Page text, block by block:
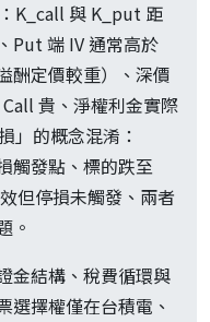
K_call 與 K_put 距
Put 端 IV 通常高於
酬定價較重）、深價
貴、淨權利金實際
」的概念混淆：
觸發點、標的跌至
但停損未觸發、兩者
。
金結構、稅費循環與
選擇權僅在台積電、